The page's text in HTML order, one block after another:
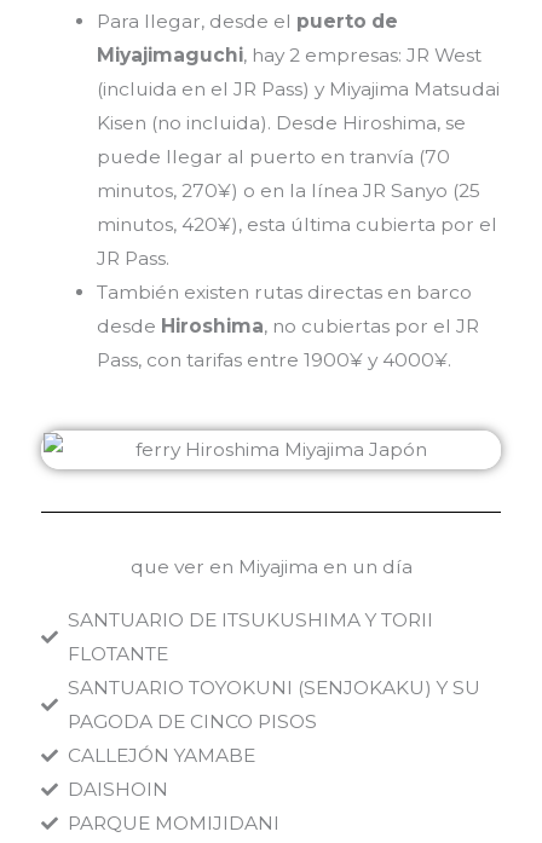
Para llegar, desde el puerto de
Miyajimaguchi, hay 2 empresas: JR West
(incluida en el JR Pass) y Miyajima Matsudai
Kisen (no incluida). Desde Hiroshima, se
puede llegar al puerto en tranvía (70
minutos, 270¥) o en la línea JR Sanyo (25
minutos, 420¥), esta última cubierta por el
JR Pass.
También existen rutas directas en barco
desde Hiroshima, no cubiertas por el JR
Pass, con tarifas entre 1900¥ y 4000¥.
que ver en Miyajima en un día
SANTUARIO DE ITSUKUSHIMA Y TORII
FLOTANTE
SANTUARIO TOYOKUNI (SENJOKAKU) Y SU
PAGODA DE CINCO PISOS
CALLEJÓN YAMABE
DAISHOIN
PARQUE MOMIJIDANI